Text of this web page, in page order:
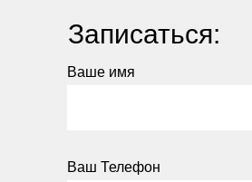
Записаться:
Ваше имя
Ваш Телефон